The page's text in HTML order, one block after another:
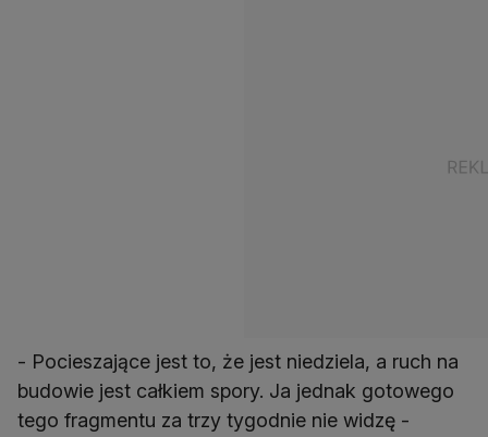
- Pocieszające jest to, że jest niedziela, a ruch na
budowie jest całkiem spory. Ja jednak gotowego
tego fragmentu za trzy tygodnie nie widzę -